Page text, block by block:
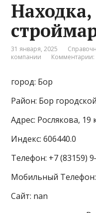
Находка,
31 января, 2025
компании
Комментарии:
город: Бор
Район: Бор
Адрес: Рослякова, 19
Индекс: 606440.0
Телефон: +7 (83159)
Мобильный Телефон:
Сайт: nan